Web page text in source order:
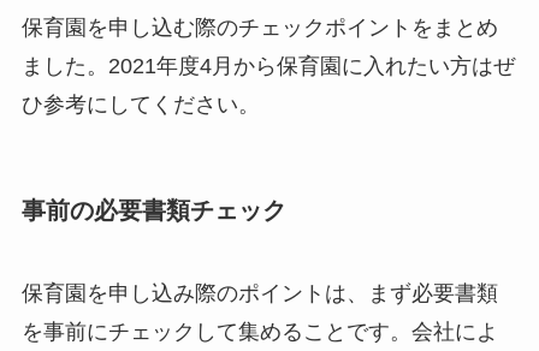
保育園を申し込む際のチェックポイントをまとめ
ました。2021年度4月から保育園に入れたい方はぜ
ひ参考にしてください。
事前の必要書類チェック
保育園を申し込み際のポイントは、まず必要書類
を事前にチェックして集めることです。会社によ